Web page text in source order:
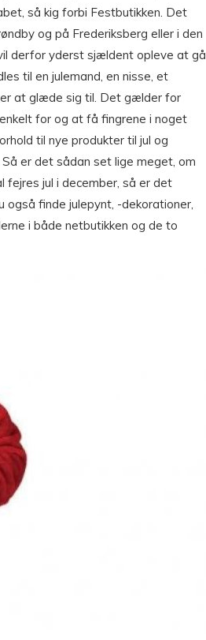
så kig forbi Festbutikken. Det
og på Frederiksberg eller i den
derfor yderst sjældent opleve at gå
til en julemand, en nisse, et
at glæde sig til. Det gælder for
for og at få fingrene i noget
til nye produkter til jul og
er det sådan set lige meget, om
fejres jul i december, så er det
også finde julepynt, -dekorationer,
i både netbutikken og de to